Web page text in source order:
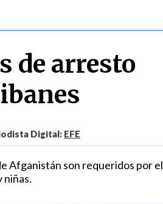
de arresto
Digital: EFE
Afganistán son requeridos por el
niñas.